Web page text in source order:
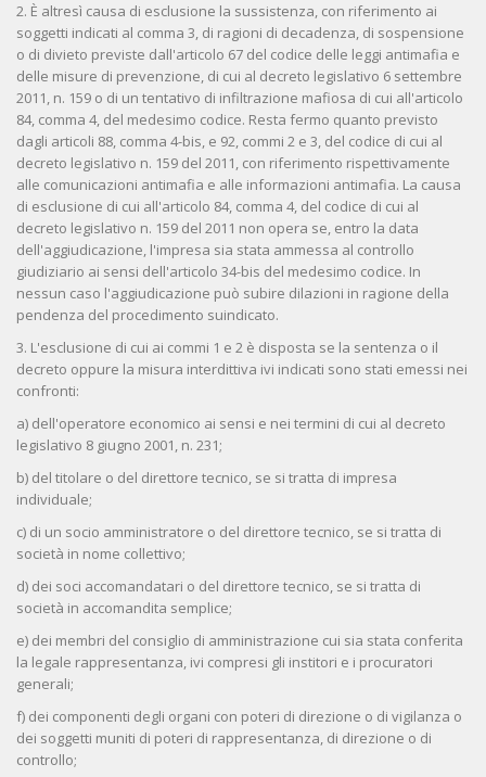
2. È altresì causa di esclusione la sussistenza, con riferimento ai
soggetti indicati al comma 3, di ragioni di decadenza, di sospensione
o di divieto previste dall'articolo 67 del codice delle leggi antimafia e
delle misure di prevenzione, di cui al decreto legislativo 6 settembre
2011, n. 159 o di un tentativo di infiltrazione mafiosa di cui all'articolo
84, comma 4, del medesimo codice. Resta fermo quanto previsto
dagli articoli 88, comma 4-bis, e 92, commi 2 e 3, del codice di cui al
decreto legislativo n. 159 del 2011, con riferimento rispettivamente
alle comunicazioni antimafia e alle informazioni antimafia. La causa
di esclusione di cui all'articolo 84, comma 4, del codice di cui al
decreto legislativo n. 159 del 2011 non opera se, entro la data
dell'aggiudicazione, l'impresa sia stata ammessa al controllo
giudiziario ai sensi dell'articolo 34-bis del medesimo codice. In
nessun caso l'aggiudicazione può subire dilazioni in ragione della
pendenza del procedimento suindicato.
3. L'esclusione di cui ai commi 1 e 2 è disposta se la sentenza o il
decreto oppure la misura interdittiva ivi indicati sono stati emessi nei
confronti:
a) dell'operatore economico ai sensi e nei termini di cui al decreto
legislativo 8 giugno 2001, n. 231;
b) del titolare o del direttore tecnico, se si tratta di impresa
individuale;
c) di un socio amministratore o del direttore tecnico, se si tratta di
società in nome collettivo;
d) dei soci accomandatari o del direttore tecnico, se si tratta di
società in accomandita semplice;
e) dei membri del consiglio di amministrazione cui sia stata conferita
la legale rappresentanza, ivi compresi gli institori e i procuratori
generali;
f) dei componenti degli organi con poteri di direzione o di vigilanza o
dei soggetti muniti di poteri di rappresentanza, di direzione o di
controllo;